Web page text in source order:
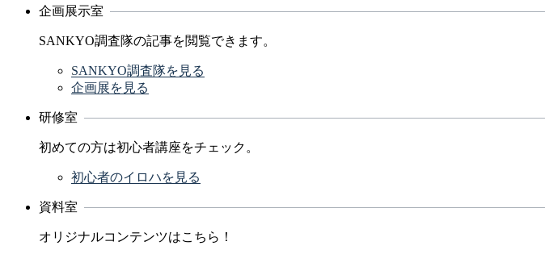
企画展示室
SANKYO調査隊の記事を閲覧できます。
SANKYO調査隊を見る
企画展を見る
研修室
初めての方は初心者講座をチェック。
初心者のイロハを見る
資料室
オリジナルコンテンツはこちら！